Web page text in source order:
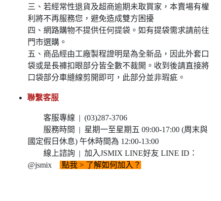
三、若經常性退貨及超商逾期未取買家，本賣場有權
利將不再服務您，避免造成雙方困擾
四、網路購物不提供任何提袋。如有提袋需求請前往
門市選購。
五、商品經由工廠製程證明是為全新品，因此外套口
袋或是長褲扣眼部分皆全數不裁開。收到後請直接將
口袋部分車縫線剪開即可，此部分並非瑕疵。
聯繫客服
客服專線 | (03)287-3706
服務時間 | 星期一至星期五 09:00-17:00 (周末與
國定假日休息) 午休時間為 12:00-13:00
線上諮詢 | 加入JSMIX LINE好友 LINE ID：
@jsmix
點我 > 了解如何加入？